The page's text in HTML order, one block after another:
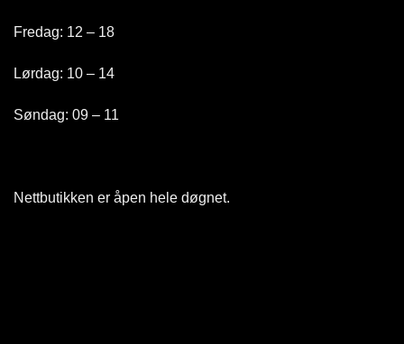
Fredag: 12 – 18
Lørdag: 10 – 14
Søndag: 09 – 11
Nettbutikken er åpen hele døgnet.